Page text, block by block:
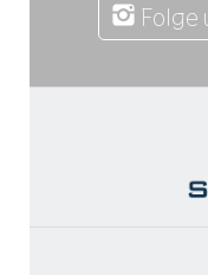
Folge